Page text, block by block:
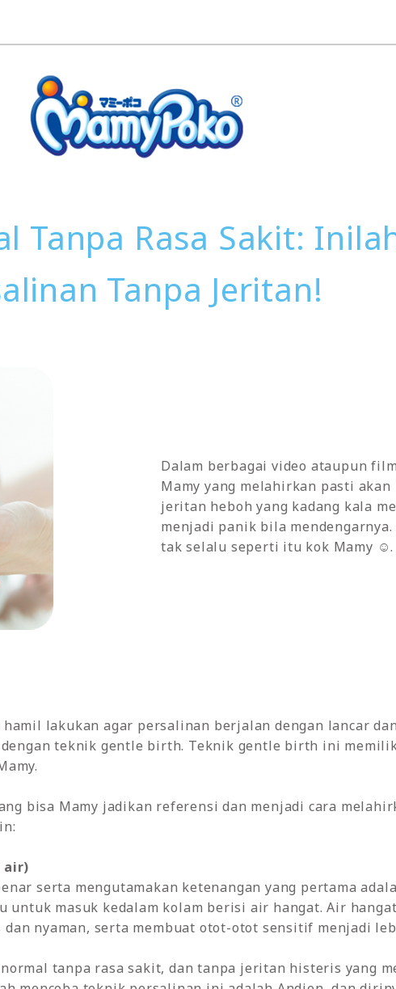
Tanpa Rasa Sakit:
Tanpa Jeritan!
Dalam berbagai video ataupun
Mamy yang melahirkan pasti
jeritan heboh yang kadang kala
menjadi panik bila
tak selalu seperti itu kok Mamy ☺.
lakukan agar persalinan berjalan dengan lancar
teknik gentle birth. Teknik gentle birth ini
bisa Mamy jadikan referensi dan menjadi cara
air)
serta mengutamakan ketenangan yang pertama
untuk masuk kedalam kolam berisi air hangat. Air
nyaman, serta membuat otot-otot sensitif menjadi
tanpa rasa sakit, dan tanpa jeritan histeris yang